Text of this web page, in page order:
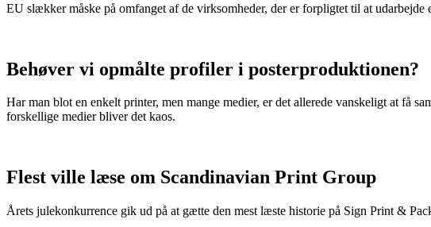
EU slækker måske på omfanget af de virksomheder, der er forpligtet til at udarbejde
Behøver vi opmålte profiler i posterproduktionen?
Har man blot en enkelt printer, men mange medier, er det allerede vanskeligt at få
forskellige medier bliver det kaos.
Flest ville læse om Scandinavian Print Group
Årets julekonkurrence gik ud på at gætte den mest læste historie på Sign Print &